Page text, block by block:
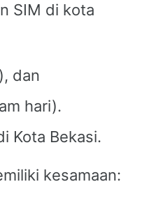
SIM di kota
dan
hari).
Kota Bekasi.
kesamaan: